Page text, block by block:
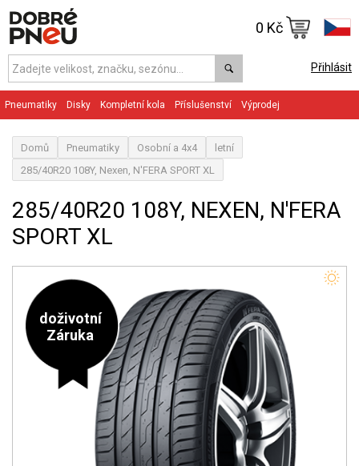
Přihlásit
0 Kč
Pneumatiky Disky Kompletní kola Příslušenství Výprodej
Domů Pneumatiky Osobní a 4x4
letní
285/40R20 108Y, Nexen, N'FERA SPORT XL
285/40R20 108Y, NEXEN, N'FERA
SPORT XL
doživotní
Záruka